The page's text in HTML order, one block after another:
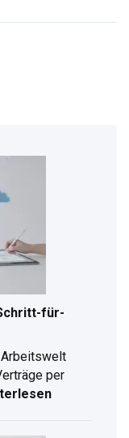
für-
Arbeitswelt
per